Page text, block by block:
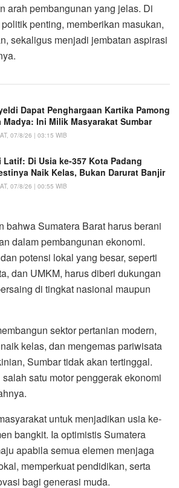
arah pembangunan yang jelas. Di
penting, memberikan masukan,
sekaligus menjadi jembatan aspirasi
Dapat Penghargaan Kartika Pamong
Madya: Ini Milik Masyarakat Sumbar
07/8/26 | 03:15 WIB
Latif: Di Usia ke-357 Kota Padang
Naik Kelas, Bukan Darurat Banjir
07/8/26 | 00:55 WIB
bahwa Sumatera Barat harus berani
dalam pembangunan ekonomi.
potensi lokal yang besar, seperti
dan UMKM, harus diberi dukungan
di tingkat nasional maupun
sektor pertanian modern,
kelas, dan mengemas pariwisata
Sumbar tidak akan tertinggal.
satu motor penggerak ekonomi
untuk menjadikan usia ke-
bangkit. Ia optimistis Sumatera
apabila semua elemen menjaga
memperkuat pendidikan, serta
bagi generasi muda.